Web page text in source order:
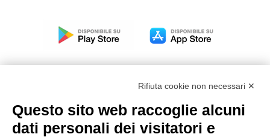
Modello organizzativo, gestione e controllo – D. lgs.
231/2001
Rifiuta cookie non necessari ✕
Questo sito web raccoglie alcuni
dati personali dei visitatori e